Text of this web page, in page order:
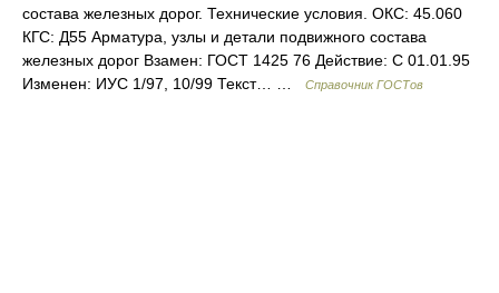
состава железных дорог. Технические условия. ОКС: 45.060
КГС: Д55 Арматура, узлы и детали подвижного состава
железных дорог Взамен: ГОСТ 1425 76 Действие: С 01.01.95
Изменен: ИУС 1/97, 10/99 Текст… …
Справочник ГОСТов